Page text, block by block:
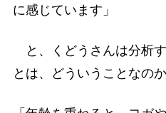
に感じています」
と、くどうさんは分析
とは、どういうことなのか